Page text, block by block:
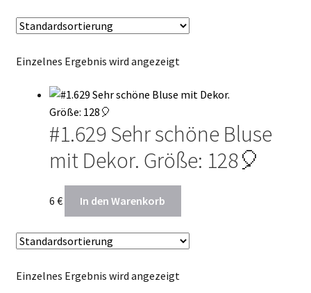
Einzelnes Ergebnis wird angezeigt
#1.629 Sehr schöne Bluse
mit Dekor. Größe: 128🎈
6 € In den Warenkorb
Einzelnes Ergebnis wird angezeigt